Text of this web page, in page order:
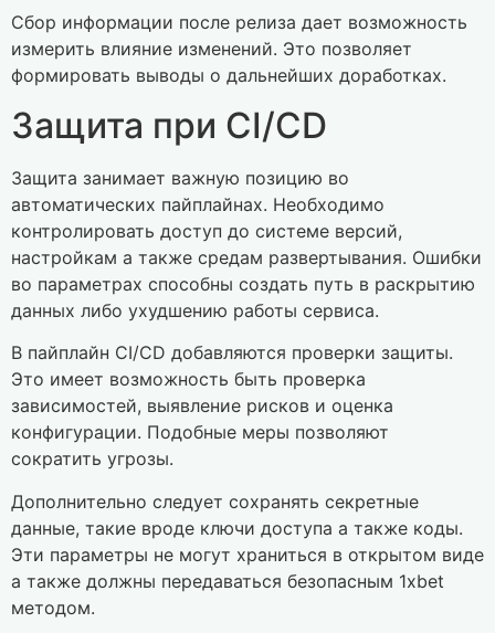
Сбор информации после релиза дает возможность
измерить влияние изменений. Это позволяет
формировать выводы о дальнейших доработках.
Защита при CI/CD
Защита занимает важную позицию во
автоматических пайплайнах. Необходимо
контролировать доступ до системе версий,
настройкам а также средам развертывания. Ошибки
во параметрах способны создать путь в раскрытию
данных либо ухудшению работы сервиса.
В пайплайн CI/CD добавляются проверки защиты.
Это имеет возможность быть проверка
зависимостей, выявление рисков и оценка
конфигурации. Подобные меры позволяют
сократить угрозы.
Дополнительно следует сохранять секретные
данные, такие вроде ключи доступа а также коды.
Эти параметры не могут храниться в открытом виде
а также должны передаваться безопасным 1xbet
методом.